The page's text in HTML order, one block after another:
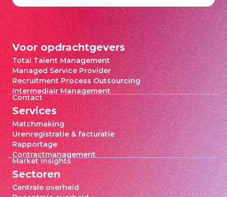
Voor opdrachtgevers
Total Talent Management
Managed Service Provider
Recruitment Process Outsourcing
Intermediair Management
Contact
Services
Matchmaking
Urenregistratie & facturatie
Rapportage
Contractmanagement
Market insights
Sectoren
Centrale overheid